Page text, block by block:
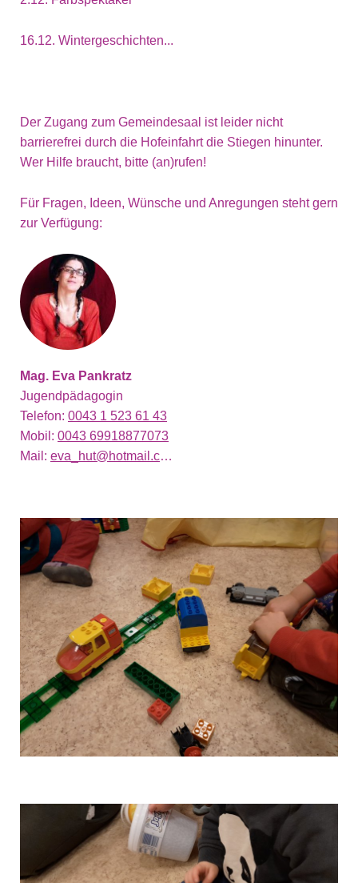
16.12. Wintergeschichten...
Der Zugang zum Gemeindesaal ist leider nicht
barrierefrei durch die Hofeinfahrt die Stiegen hinunter.
Wer Hilfe braucht, bitte (an)rufen!
Für Fragen, Ideen, Wünsche und Anregungen steht gern
zur Verfügung:
Mag. Eva Pankratz
Jugendpädagogin
Telefon: 0043 1 523 61 43
Mobil: 0043 69918877073
Mail: eva_hut@hotmail.com